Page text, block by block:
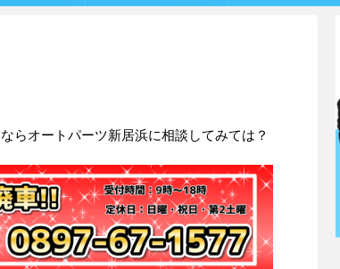
らオートパーツ新居浜に相談してみては？